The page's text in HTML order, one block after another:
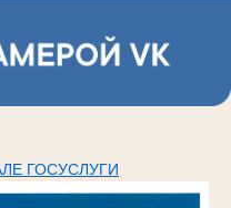
ГОСУСЛУГИ